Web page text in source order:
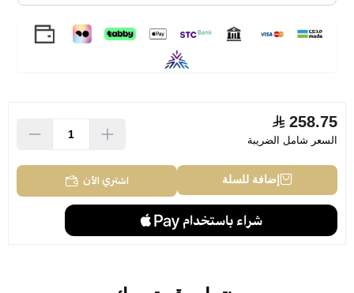
258.75
السعر شامل الضريبة
إضافة للسلة اشتري الآن